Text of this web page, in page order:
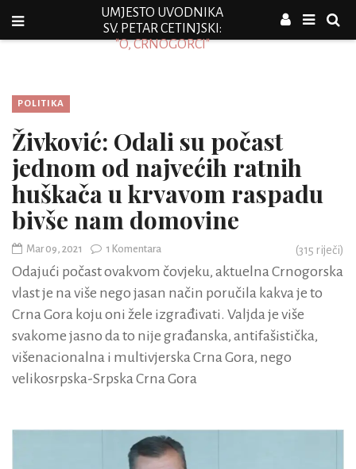
UMJESTO UVODNIKA
SV. PETAR CETINJSKI:
"O, CRNOGORCI"
POLITIKA
Živković: Odali su počast
jednom od najvećih ratnih
huškača u krvavom raspadu
bivše nam domovine
Mar 09, 2021 1 Komentara (315 riječi)
Odajući počast ovakvom čovjeku, aktuelna Crnogorska
vlast je na više nego jasan način poručila kakva je to
Crna Gora koju oni žele izgrađivati. Valjda je više
svakome jasno da to nije građanska, antifašistička,
višenacionalna i multivjerska Crna Gora, nego
velikosrpska-Srpska Crna Gora